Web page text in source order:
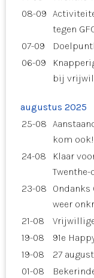
08-09
tegen
07-09
06-09
bij
augustus 2025
25-08
kom ook!
24-08
Klaar
23-08
Ondanks
weer
21-08
19-08
91e
19-08
27
01-08